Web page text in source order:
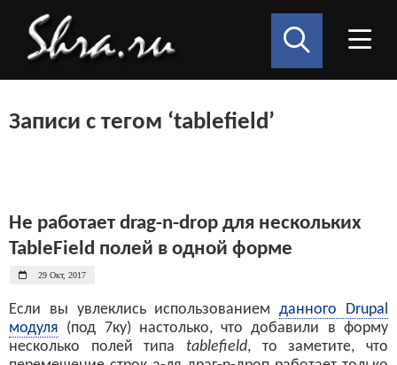
Записи с тегом ‘tablefield’
Не работает drag-n-drop для нескольких
TableField полей в одной форме
29 Окт, 2017
Если вы увлеклись использованиемданного Drupal
модуля (под 7ку) настолько, что добавили в форму
несколько полей типа tablefield, то заметите, что